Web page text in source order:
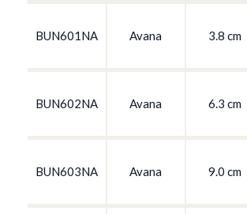
BUN601NA Avana 3.8 cm
BUN602NA Avana 6.3 cm
BUN603NA Avana 9.0 cm